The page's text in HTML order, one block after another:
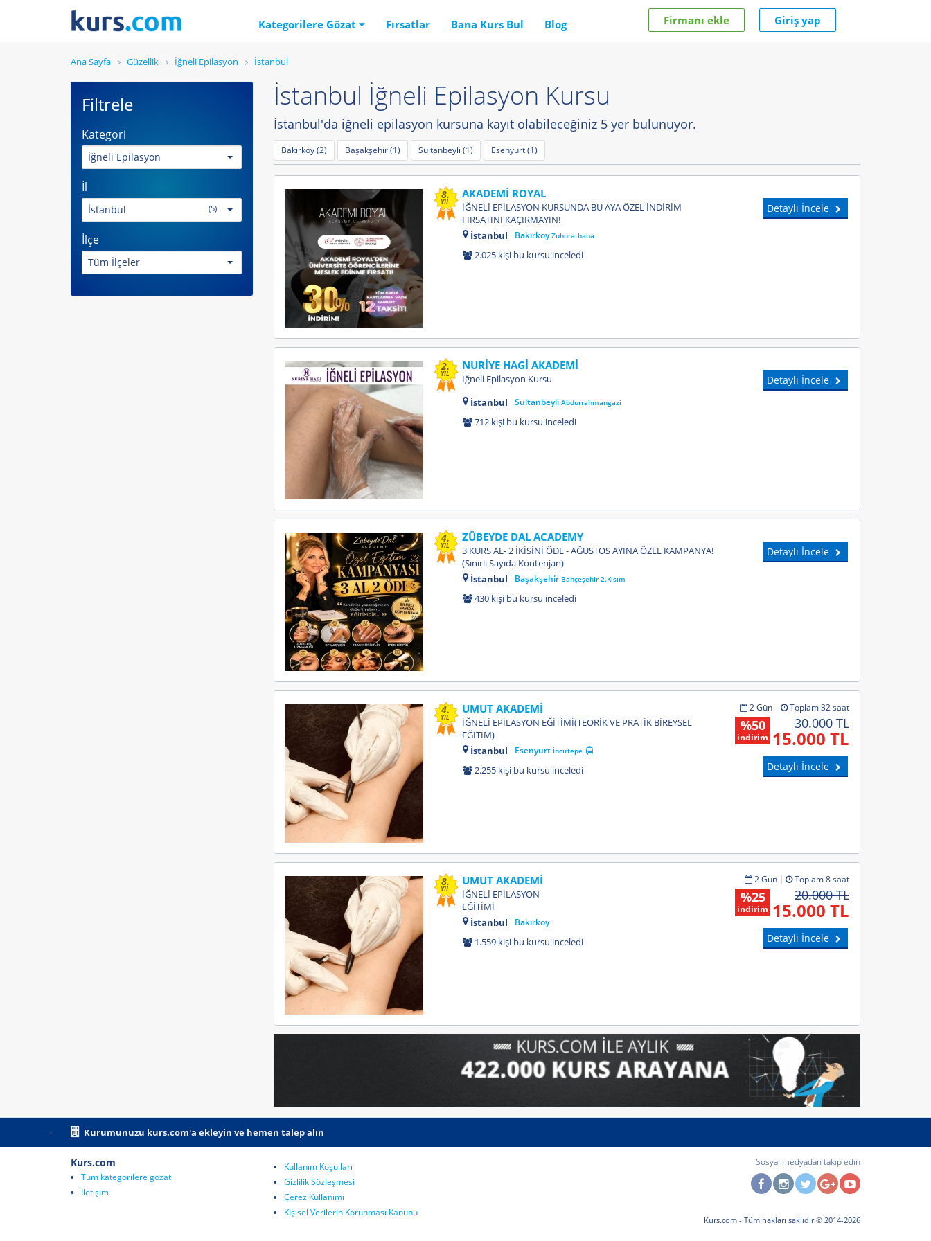
Kategorilere Gözat Fırsatlar Bana Kurs Bul Blog Giriş yap
Firmanı ekle
Ana Sayfa Güzellik İğneli Epilasyon İstanbul
İstanbul İğneli Epilasyon Kursu
İstanbul'da iğneli epilasyon kursuna kayıt olabileceğiniz 5 yer bulunuyor.
Bakırköy (2) Başakşehir (1) Sultanbeyli (1) Esenyurt (1)
8.
YIL
AKADEMİ ROYAL
İĞNELİ EPİLASYON KURSUNDA BU AYA ÖZEL İNDİRİM
FIRSATINI KAÇIRMAYIN!
İstanbul
BakırköyZuhuratbaba
2.025 kişi bu kursu inceledi
Detaylı İncele
2.
YIL
NURİYE HAGİ AKADEMİ
İğneli Epilasyon Kursu
İstanbul
Sultanbeyli Abdurrahmangazi
712 kişi bu kursu inceledi
Detaylı İncele
4.
YIL
ZÜBEYDE DAL ACADEMY
3 KURS AL- 2 İKİSİNİ ÖDE - AĞUSTOS AYINA ÖZEL KAMPANYA!
(Sınırlı Sayıda Kontenjan)
İstanbul
Başakşehir Bahçeşehir 2.Kısım
430 kişi bu kursu inceledi
Detaylı İncele
4.
YIL
UMUT AKADEMİ
İĞNELİ EPİLASYON EĞİTİMİ(TEORİK VE PRATİK BİREYSEL
EĞİTİM)
İstanbul
Esenyurt İncirtepe
2.255 kişi bu kursu inceledi
2 Gün Toplam 32 saat
30.000 TL
15.000 TL
%50
indirim
Detaylı İncele
8.
YIL
UMUT AKADEMİ
İĞNELİ EPİLASYON
EĞİTİMİ
İstanbul
Bakırköy
1.559 kişi bu kursu inceledi
2 Gün Toplam 8 saat
20.000 TL
15.000 TL
%25
indirim
Detaylı İncele
Filtrele
Kategori
İğneli Epilasyon
İl
İstanbul (5)
İlçe
Tüm İlçeler
Kurumunuzu kurs.com'a ekleyin ve hemen talep alın
Kurs.com
Tüm kategorilere gözat
İletişim
Kullanım Koşulları
Gizlilik Sözleşmesi
Çerez Kullanımı
Kişisel Verilerin Korunması Kanunu
Sosyal medyadan takip edin
Kurs.com - Tüm hakları saklıdır © 2014-2026